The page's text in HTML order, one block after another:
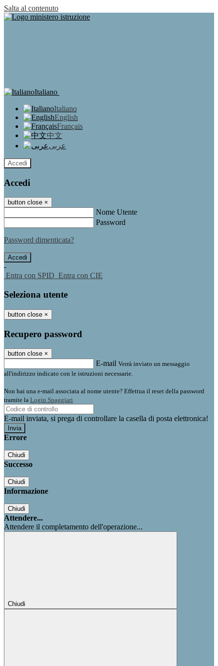
Salta al contenuto
Italiano
Italiano
English
Français
中文
عربى
Accedi
Accedi
button close ×
Nome Utente
Password
Password dimenticata?
-
Entra con SPID Entra con CIE
Seleziona utente
button close ×
Recupero password
button close ×
E-mail Verrà inviato un messaggio
all'indirizzo indicato con le istruzioni necessarie.
Non hai una e-mail associata al nome utente? Effettua il reset della password
tramite la Login Spaggiari
E-mail inviata, si prega di controllare la casella di posta elettronica!
Errore
Chiudi
Successo
Chiudi
Informazione
Chiudi
Attendere...
Attendere il completamento dell'operazione...
Chiudi